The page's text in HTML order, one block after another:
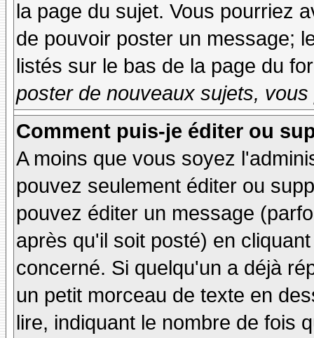
la page du sujet. Vous pourriez
de pouvoir poster un message;
listés sur le bas de la page du
poster de nouveaux sujets,
Comment puis-je éditer ou
A moins que vous soyez
pouvez seulement éditer ou
pouvez éditer un message
après qu'il soit posté) en
concerné. Si quelqu'un a déjà
un petit morceau de texte en
lire, indiquant le nombre de fois